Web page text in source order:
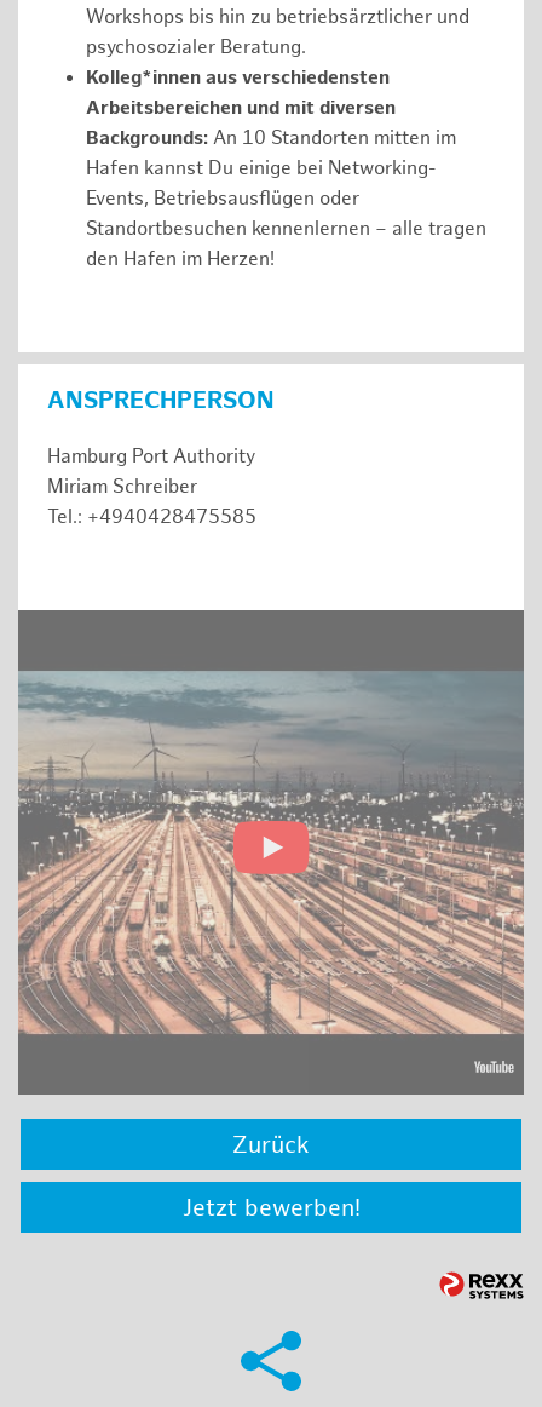
Workshops bis hin zu betriebsärztlicher und
psychosozialer Beratung.
Kolleg*innen aus verschiedensten
Arbeitsbereichen und mit diversen
Backgrounds: An 10 Standorten mitten im
Hafen kannst Du einige bei Networking-
Events, Betriebsausflügen oder
Standortbesuchen kennenlernen – alle tragen
den Hafen im Herzen!
ANSPRECHPERSON
Hamburg Port Authority
Miriam Schreiber
Tel.: +4940428475585
Zurück
Jetzt bewerben!